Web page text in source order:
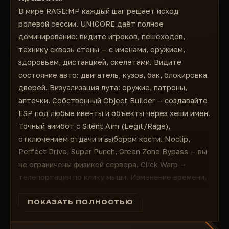
Vehicles
Box
Box Type
Name
Distance
Show Local Car
Engine Health
Body Health
Tank Health
Door Lock Status
Pickups
Box
Box Type
Name
Weapon
Noclip
Perfect Drive
Clear Ped Tasks
Green Zone Bypass
Super Punch
[RageMP specific functions]
Click Warp (Teleport by mouse coords)
Local Time Changer
В мире RAGE:MP каждый шаг решает исход
ролевой сессии. UNICORE даёт полное
доминирование: видите игроков, пешеходов,
технику сквозь стены — с именами, оружием,
здоровьем, дистанцией, скелетами. Видите
состояние авто: двигатель, кузов, бак, блокировка
дверей. Визуализация лута: оружие, патроны,
аптечки. Собственный Object Builder — создавайте
ESP под любые ивенты и объекты через хеши имён.
Точный аимбот с Silent Aim (Legit/Rage),
отключением отдачи и выбором кости. Noclip,
Perfect Drive, Super Punch, Green Zone Bypass — вы
не ограничены физикой сервера. Click Warp —
телепортация по клику мыши. Изменение времени,
ESP: игроки, NPC, машины, лут — с кастомными
ПОКАЗАТЬ ПОЛНОСТЬЮ